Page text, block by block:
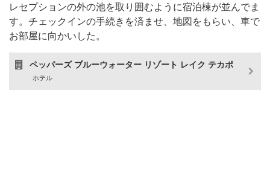
レセプションの外の池を取り囲むように宿泊棟が並んでま
す。チェックインの手続きを済ませ、地図をもらい、車で
お部屋に向かいした。
ペッパーズ ブルーウォーター リゾート レイク テカポ
ホテル